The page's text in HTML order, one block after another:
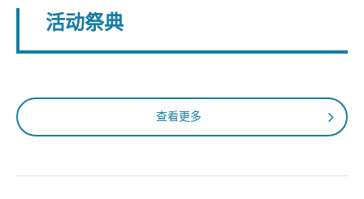
活动祭典
查看更多